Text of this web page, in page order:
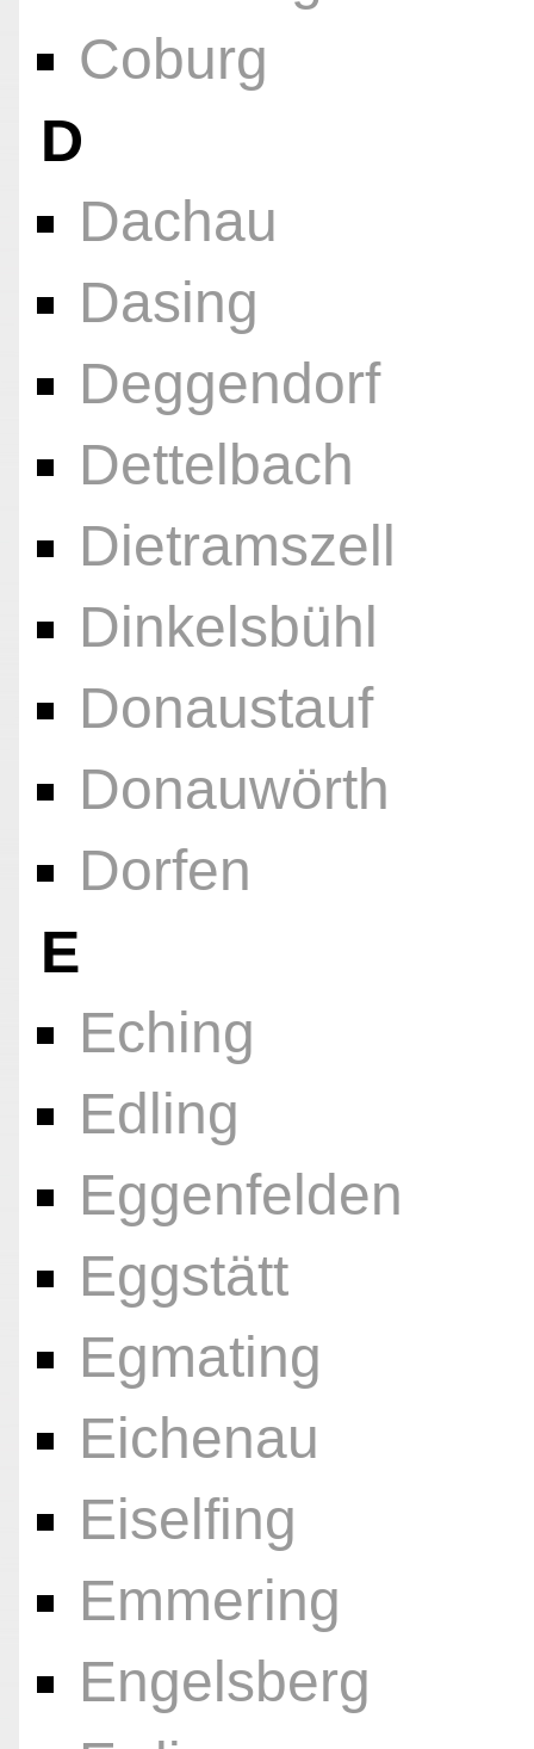
Coburg
D
Dachau
Dasing
Deggendorf
Dettelbach
Dietramszell
Dinkelsbühl
Donaustauf
Donauwörth
Dorfen
E
Eching
Edling
Eggenfelden
Eggstätt
Egmating
Eichenau
Eiselfing
Emmering
Engelsberg